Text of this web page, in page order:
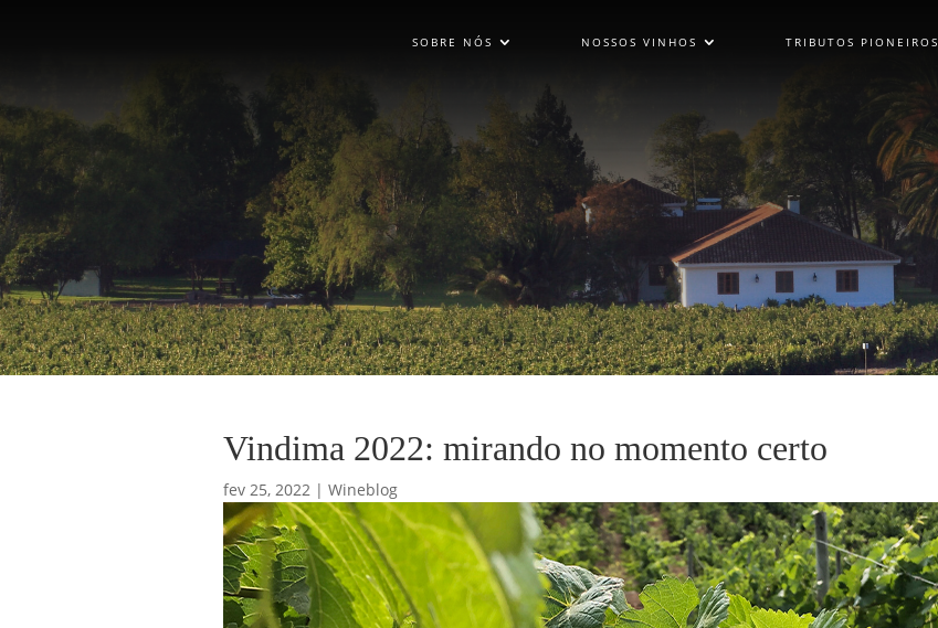
SOBRE NÓS NOSSOS VINHOS TRIBUTOS PIONEIROS
Vindima 2022: mirando no momento certo
fev 25, 2022| Wineblog